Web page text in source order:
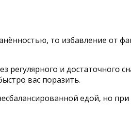
то избавление от
и достаточного
вас поразить.
едой, но